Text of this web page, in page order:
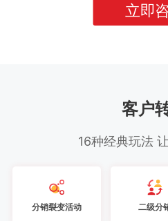
立即
客户
16种经典玩法
分销裂变活动 二级分